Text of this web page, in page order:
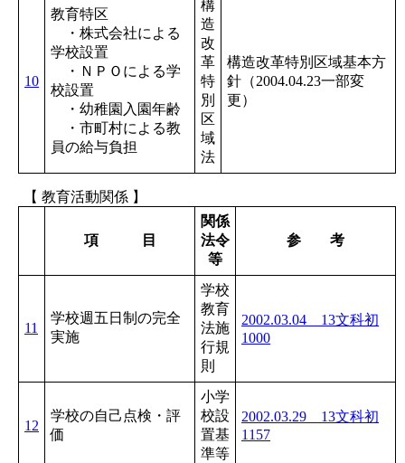
10
教育特区
・株式会社による
学校設置
・ＮＰＯによる学
校設置
・幼稚園入園年齢
・市町村による教
員の給与負担
構
造
改
革
特
別
区
域
法
構造改革特別区域基本方
針（2004.04.23一部変
更）
【 教育活動関係 】
項 目
関係
法令
等
参 考
11
学校週五日制の完全
実施
学校
教育
法施
行規
則
2002.03.04 13文科初
1000
12
学校の自己点検・評
価
小学
校設
置基
準等
2002.03.29 13文科初
1157